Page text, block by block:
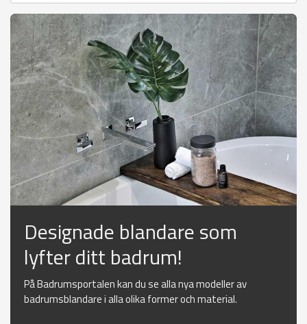
Designade blandare som
lyfter ditt badrum!
På Badrumsportalen kan du se alla nya modeller av
badrumsblandare i alla olika former och material.